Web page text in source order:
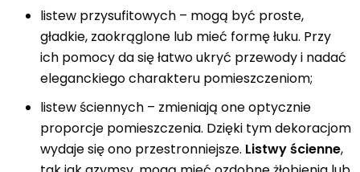
listew przysufitowych – mogą być proste,
gładkie, zaokrąglone lub mieć formę łuku. Przy
ich pomocy da się łatwo ukryć przewody i nadać
eleganckiego charakteru pomieszczeniom;
listew ściennych – zmieniają one optycznie
proporcje pomieszczenia. Dzięki tym dekoracjom
wydaje się ono przestronniejsze. Listwy ścienne,